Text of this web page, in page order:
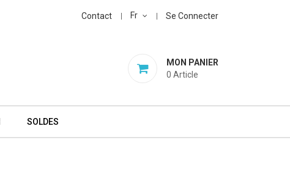
Contact Fr Se Connecter
MON PANIER
0 Article
SOLDES